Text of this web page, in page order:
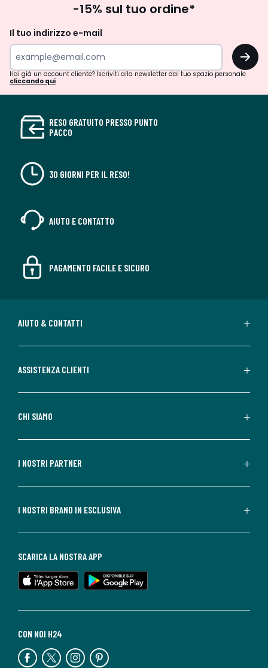
newsletter
-15% sul tuo ordine*
Il tuo indirizzo e-mail
OK
Hai già un account cliente? Iscriviti alla newsletter dal tuo spazio personale
cliccando qui
RESO GRATUITO PRESSO PUNTO
PACCO
30 GIORNI PER IL RESO!
AIUTO E CONTATTO
PAGAMENTO FACILE E SICURO
AIUTO & CONTATTI
ASSISTENZA CLIENTI
CHI SIAMO
I NOSTRI PARTNER
I NOSTRI BRAND IN ESCLUSIVA
CON NOI H24
SCARICA LA NOSTRA APP